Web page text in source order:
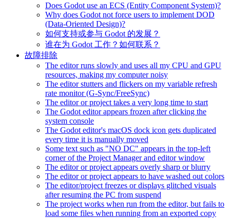
Does Godot use an ECS (Entity Component System)?
Why does Godot not force users to implement DOD
(Data-Oriented Design)?
如何支持或参与 Godot 的发展？
谁在为 Godot 工作？如何联系？
故障排除
The editor runs slowly and uses all my CPU and GPU
resources, making my computer noisy
The editor stutters and flickers on my variable refresh
rate monitor (G-Sync/FreeSync)
The editor or project takes a very long time to start
The Godot editor appears frozen after clicking the
system console
The Godot editor's macOS dock icon gets duplicated
every time it is manually moved
Some text such as "NO DC" appears in the top-left
corner of the Project Manager and editor window
The editor or project appears overly sharp or blurry
The editor or project appears to have washed out colors
The editor/project freezes or displays glitched visuals
after resuming the PC from suspend
The project works when run from the editor, but fails to
load some files when running from an exported copy